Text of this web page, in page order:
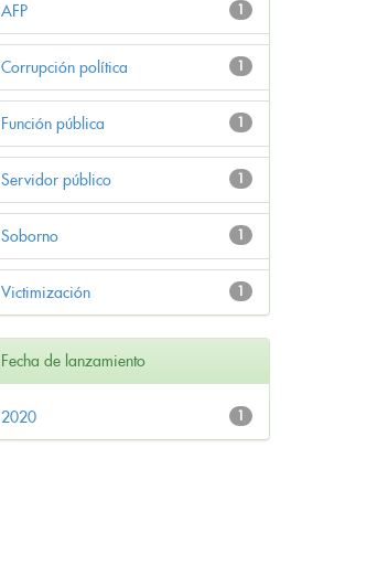
1
AFP
1
Corrupción política
1
Función pública
1
Servidor público
1
Soborno
1
Victimización
Fecha de lanzamiento
1
2020